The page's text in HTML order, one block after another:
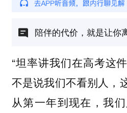
陪伴的代价，就是让你
“坦率讲我们在高考这
不是说我们不看别人，
从第一年到现在，我